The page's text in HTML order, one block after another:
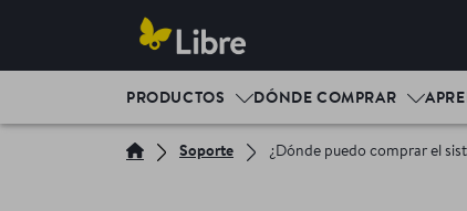
PRODUCTOS DÓNDE COMPRAR
Soporte ¿Dónde puedo comprar el